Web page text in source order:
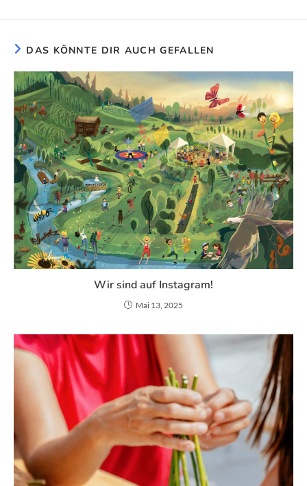
DAS KÖNNTE DIR AUCH GEFALLEN
Wir sind auf Instagram!
Mai 13, 2025